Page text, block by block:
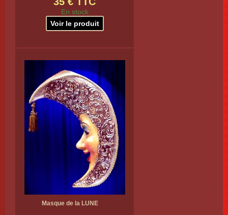
En stock
Voir le produit
Masque de la LUNE